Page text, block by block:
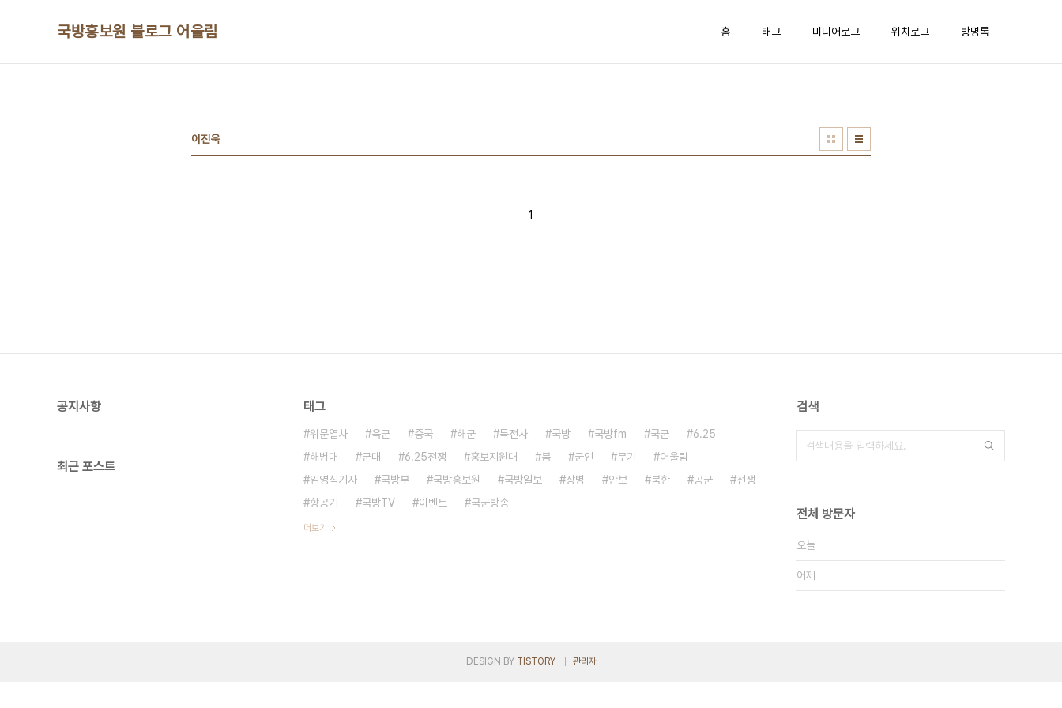
국방홍보원 블로그 어울림 홈 태그 미디어로그 위치로그 방명록
이진욱
1
공지사항
최근 포스트
태그
위문열차 육군 중국 해군 특전사 국방 국방fm 국군
6.25
해병대
군대 6.25전쟁 홍보지원대 붐 군인 무기
어울림
임영식기자
국방부 국방홍보원 국방일보 장병 안보 북한 공군
전쟁
항공기
국방TV 이벤트 국군방송
더보기
검색
전체 방문자
오늘
어제
DESIGN BY TISTORY 관리자